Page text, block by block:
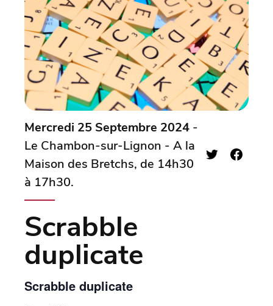
Mercredi 25 Septembre 2024 -
Le Chambon-sur-Lignon - A la
Maison des Bretchs, de 14h30
à 17h30.
Scrabble
duplicate
Scrabble duplicate